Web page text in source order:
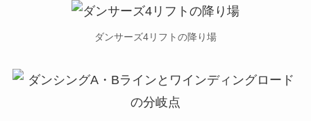
ダンサーズ4リフトの降り場